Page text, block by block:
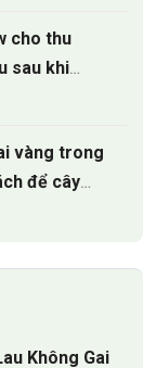
cho thu
sau khi
vàng trong
để cây
Không Gai